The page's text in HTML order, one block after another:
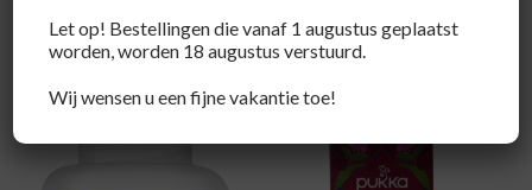
Recent bekeken producten
Let op! Bestellingen die vanaf 1 augustus geplaatst
worden, worden 18 augustus verstuurd.
Wij wensen u een fijne vakantie toe!